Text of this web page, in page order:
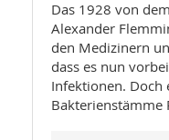
Das 1928 von
Alexander
den Medizinern
dass es nun
Infektionen. Doch
Bakterienstämme